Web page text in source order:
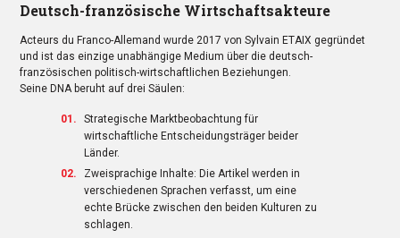
Deutsch-französische Wirtschaftsakteure
Acteurs du Franco-Allemand wurde 2017 von Sylvain ETAIX gegründet
und ist das einzige unabhängige Medium über die deutsch-
französischen politisch-wirtschaftlichen Beziehungen.
Seine DNA beruht auf drei Säulen:
Strategische Marktbeobachtung für
wirtschaftliche Entscheidungsträger beider
Länder.
Zweisprachige Inhalte: Die Artikel werden in
verschiedenen Sprachen verfasst, um eine
echte Brücke zwischen den beiden Kulturen zu
schlagen.